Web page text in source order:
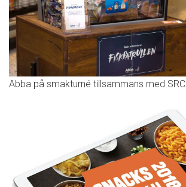
Abba på smakturné tillsammans med SRC